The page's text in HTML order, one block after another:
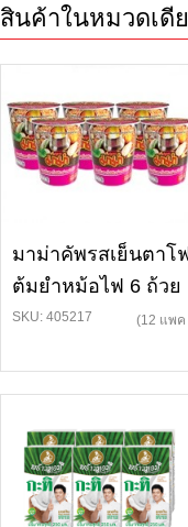
สินค้าในหมวดเ
มาม่าคัพรสเย็นตาโฟ
ต้มยำหม้อไฟ 6 ถ้วย
SKU: 405217 (12 แพค